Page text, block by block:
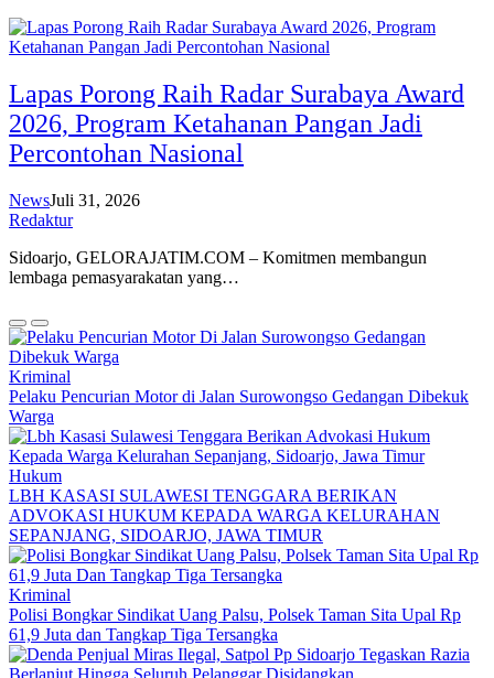
Lapas Porong Raih Radar Surabaya Award
2026, Program Ketahanan Pangan Jadi
Percontohan Nasional
NewsJuli 31, 2026
Redaktur
Sidoarjo, GELORAJATIM.COM – Komitmen membangun
lembaga pemasyarakatan yang…
Kriminal
Pelaku Pencurian Motor di Jalan Surowongso Gedangan Dibekuk
Warga
Hukum
LBH KASASI SULAWESI TENGGARA BERIKAN
ADVOKASI HUKUM KEPADA WARGA KELURAHAN
SEPANJANG, SIDOARJO, JAWA TIMUR
Kriminal
Polisi Bongkar Sindikat Uang Palsu, Polsek Taman Sita Upal Rp
61,9 Juta dan Tangkap Tiga Tersangka